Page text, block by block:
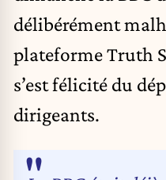
délibérément
plateforme Truth
s’est félicité du
dirigeants.